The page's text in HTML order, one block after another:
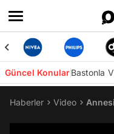
Güncel KonularBastonla
Haberler Video